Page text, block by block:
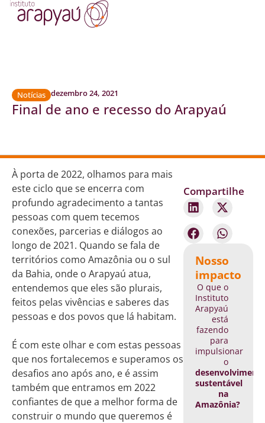
Notícias dezembro 24, 2021
Final de ano e recesso do Arapyaú
Compartilhe
Nosso
impacto
O que o
Instituto
Arapyaú
está
fazendo
para
impulsionar
o
sustentável
na
Amazônia?
À porta de 2022, olhamos para mais
este ciclo que se encerra com
profundo agradecimento a tantas
pessoas com quem tecemos
conexões, parcerias e diálogos ao
longo de 2021. Quando se fala de
territórios como Amazônia ou o sul
da Bahia, onde o Arapyaú atua,
entendemos que eles são plurais,
feitos pelas vivências e saberes das
pessoas e dos povos que lá habitam.
É com este olhar e com estas pessoas
que nos fortalecemos e superamos os
desafios ano após ano, e é assim
também que entramos em 2022
confiantes de que a melhor forma de
construir o mundo que queremos é